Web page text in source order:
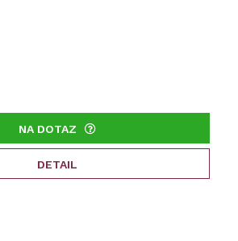
NA DOTAZ
DETAIL